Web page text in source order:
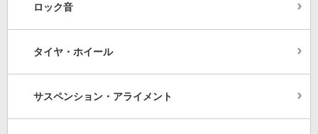
ロック音
タイヤ・ホイール
サスペンション・アライメント